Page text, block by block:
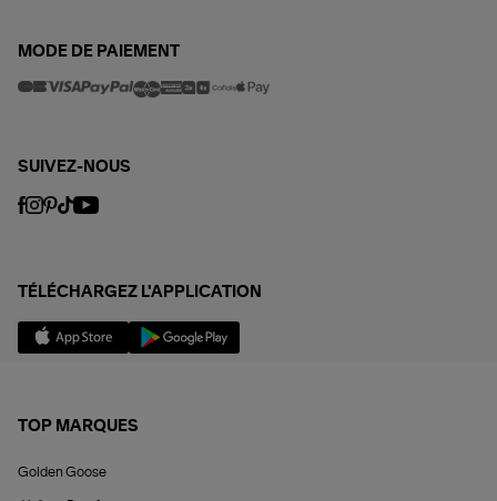
MODE DE PAIEMENT
SUIVEZ-NOUS
TÉLÉCHARGEZ L'APPLICATION
TOP MARQUES
Golden Goose